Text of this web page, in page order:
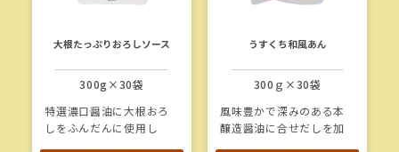
大根たっぷりおろしソース
300g×30袋
特選濃口醤油に大根おろ
しをふんだんに使用し
うすくち和風あん
300ｇ×30袋
風味豊かで深みのある本
醸造醤油に合せだしを加